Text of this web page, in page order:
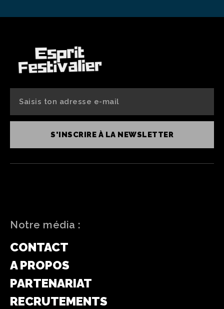
S'INSCRIRE À LA NEWSLETTER
Notre média :
CONTACT
A PROPOS
PARTENARIAT
RECRUTEMENTS